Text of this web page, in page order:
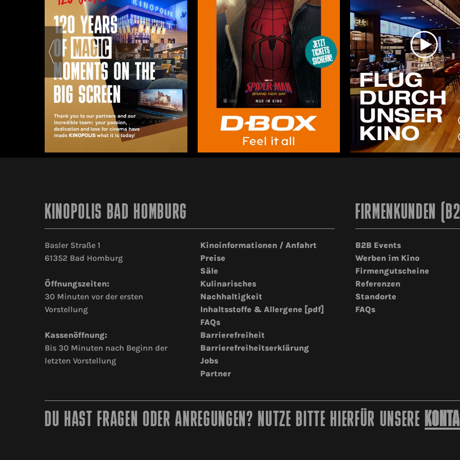
KINOPOLIS BAD HOMBURG
Basler Straße 1
61352 Bad Homburg
Öffnungszeiten:
30 Minuten vor der ersten
Vorstellung
Kassenöffnung:
Bis 30 Minuten nach Beginn der
letzten Vorstellung
Kinoinformationen / Anfahrt
Preise
Säle
Kulinarisches
Nachhaltigkeit
Inhaltsstoffe & Allergene [pdf]
FAQs
Barrierefreiheit
Barrierefreiheitserklärung
Jobs
Partner
FIRMENKUNDEN
B2B Events
Werben im Kino
Firmengutscheine
Referenzen
Standorte
FAQs
DU HAST FRAGEN ODER ANREGUNGEN? NUTZE BITTE HIERFÜR UNSERE